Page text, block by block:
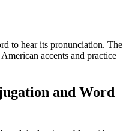
to hear its pronunciation. The
accents and practice
and Word